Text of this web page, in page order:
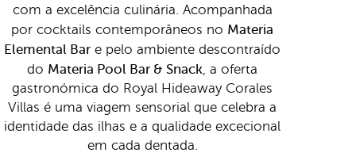
com a excelência culinária. Acompanhada
por cocktails contemporâneos no Materia
Elemental Bar e pelo ambiente descontraído
do Materia Pool Bar & Snack, a oferta
gastronómica do Royal Hideaway Corales
Villas é uma viagem sensorial que celebra a
identidade das ilhas e a qualidade excecional
em cada dentada.